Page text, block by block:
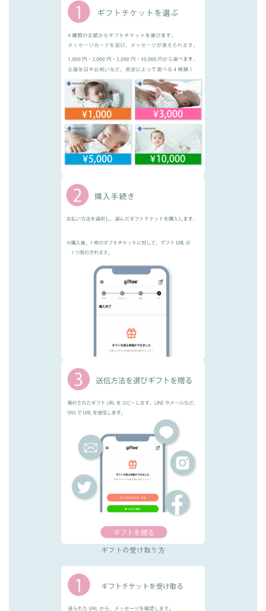
ギフトラッピングについて
価格から探す
円 ～
この条件で絞り込む
ギフトの受け取り方